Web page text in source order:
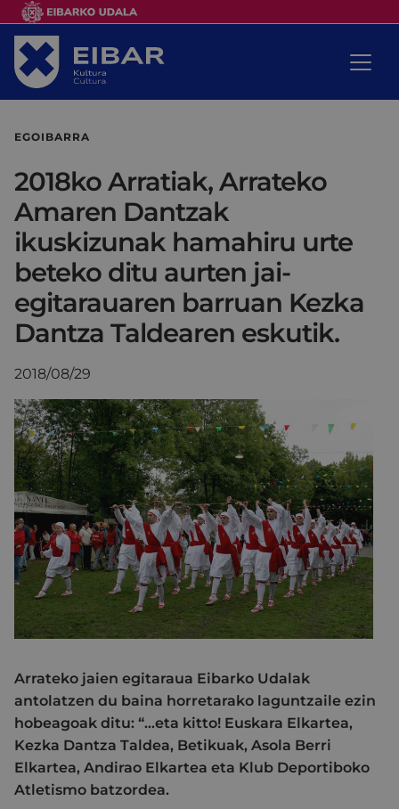
EGOIBARRA
2018ko Arratiak, Arrateko
Amaren Dantzak
ikuskizunak hamahiru urte
beteko ditu aurten jai-
egitarauaren barruan Kezka
Dantza Taldearen eskutik.
2018/08/29
Arrateko jaien egitaraua Eibarko Udalak
antolatzen du baina horretarako laguntzaile ezin
hobeagoak ditu: “…eta kitto! Euskara Elkartea,
Kezka Dantza Taldea, Betikuak, Asola Berri
Elkartea, Andirao Elkartea eta Klub Deportiboko
Atletismo batzordea.